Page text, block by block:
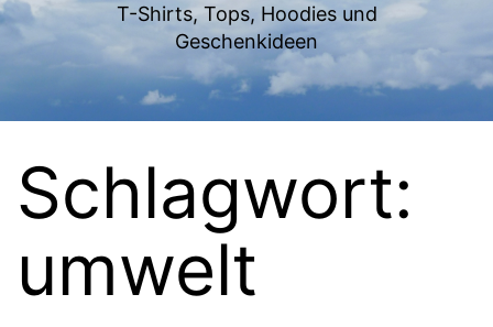
T-Shirts, Tops, Hoodies und
Geschenkideen
Schlagwort:
umwelt